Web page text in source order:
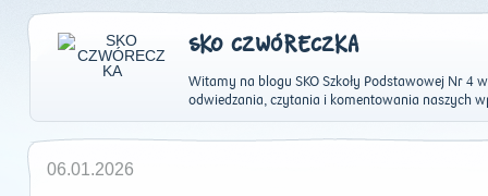
SKO CZWÓRECZKA
Witamy na blogu SKO Szkoły Podstawowej Nr 4
odwiedzania, czytania i komentowania naszych
06.01.2026